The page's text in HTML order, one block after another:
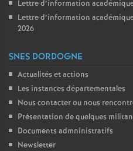
Lettre d’information
Lettre d’information
2026
SNES DORDOGNE
Actualités et actions
Les instances départementales
Nous contacter ou nous
Présentation de quelques
Documents admninistratifs
Newsletter